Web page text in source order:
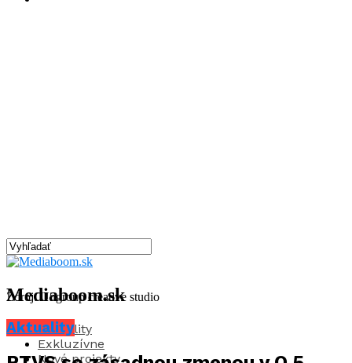
Mediaboom.sk
Aktuality
Exkluzívne
Nové projekty
Zdroj: Ungroup creative studio
Aktuality